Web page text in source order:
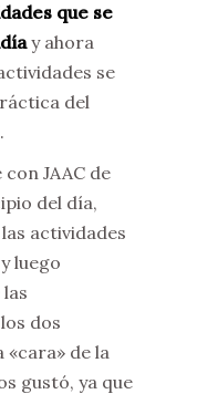
que se
y ahora
se
del
JAAC de
del día,
actividades
luego
dos
«cara» de la
gustó, ya que